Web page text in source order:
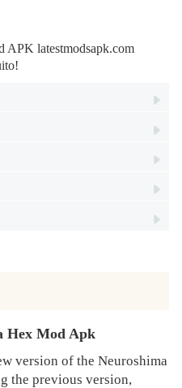
APK latestmodsapk.com
Hex Mod Apk
version of the Neuroshima
the previous version,